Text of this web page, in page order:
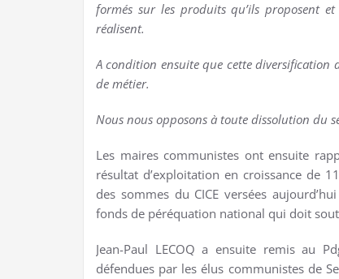
formés sur les produits qu’ils proposent
réalisent.
A condition ensuite que cette
de métier.
Nous nous opposons à toute dissolution du
Les maires communistes ont ensuite
résultat d’exploitation en croissance de
des sommes du CICE versées
fonds de péréquation national qui doit
Jean-Paul LECOQ a ensuite remis au
défendues par les élus communistes de